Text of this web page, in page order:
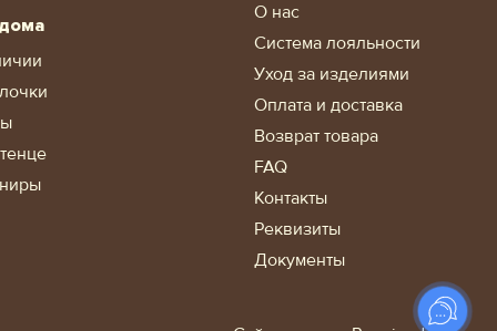
О нас
Система лояльности
Уход за изделиями
Оплата и доставка
Возврат товара
FAQ
Контакты
Реквизиты
Документы